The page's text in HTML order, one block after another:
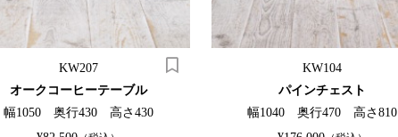
KW207
オークコーヒーテーブル
幅1050 奥行430 高さ430
KW104
パインチェスト
幅1040 奥行470 高さ810